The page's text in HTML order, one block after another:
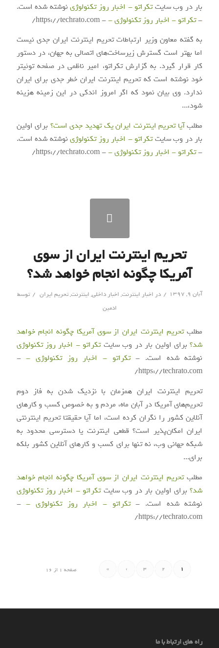
بار در وب سایتتکراتو - اخبار روز تکنولوژینوشته شده است.
-تکراتو - اخبار روز تکنولوژی -- https://techrato.com/
به گفته معاون وزیر ارتباطات تحریم اینترنت ایران جدی نیست
اما بهتر است گسترش زیرساخت‌های اتصالی به جهان، در دستور
کار قرار گیرد. به گزارش تکراتو، امیر ناظمی در صفحه توئیتر
خود نوشته است که تحریم اینترنت ایران خطر جدی برای ایران
ندارد. وی بیان نمود که اگر امروز اندکی در این زمینه هزینه
شود،...
مطلبآیا تحریم اینترنت ایران یک تهدید جدی است؟ برای اولین
بار در وب سایتتکراتو - اخبار روز تکنولوژینوشته شده است.
-تکراتو - اخبار روز تکنولوژی -- https://techrato.com/
تحریم اینترنت ایران از سوی
آمریکا چگونه انجام خواهد شد؟
آبان ۹, ۱۳۹۷ / در اخبار اینترنت, اخبار داخلی, اینترنت,تحریم ایران / توسط
ادمین
مطلبتحریم اینترنت ایران از سوی آمریکا چگونه انجام خواهد
شد؟برای اولین بار در وب سایتتکراتو - اخبار روز تکنولوژی
نوشته شده است. -تکراتو - اخبار روز تکنولوژی --
https://techrato.com/
تحریم اینترنت ایران همزمان با نزدیک شدن به فاز دوم
تحریم‌های آمریکا در آبان ماه، مردم و به خصوص کسب و کارهای
آنلاین کشور را نگران کرده است، اما آیا حقیقتا تحریم اینترنتی
ایران امکان‌پذیر است؟ قطعی اینترنت یا دسترسی محدود به
شبکه جهانی وب، نه تنها برای کسب و کارهای آنلاین کشور بلکه
برای...
مطلبتحریم اینترنت ایران از سوی آمریکا چگونه انجام خواهد
شد؟برای اولین بار در وب سایتتکراتو - اخبار روز تکنولوژی
نوشته شده است. -تکراتو - اخبار روز تکنولوژی --
https://techrato.com/
صفحه 1 از 16 1
2
3
›
»
راه های ارتباط با ما